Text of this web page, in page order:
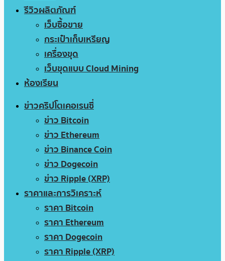
รีวิวผลิตภัณฑ์
เว็บซื้อขาย
กระเป๋าเก็บเหรียญ
เครื่องขุด
เว็บขุดแบบ Cloud Mining
ห้องเรียน
ข่าวคริปโตเคอเรนซี่
ข่าว Bitcoin
ข่าว Ethereum
ข่าว Binance Coin
ข่าว Dogecoin
ข่าว Ripple (XRP)
ราคาและการวิเคราะห์
ราคา Bitcoin
ราคา Ethereum
ราคา Dogecoin
ราคา Ripple (XRP)